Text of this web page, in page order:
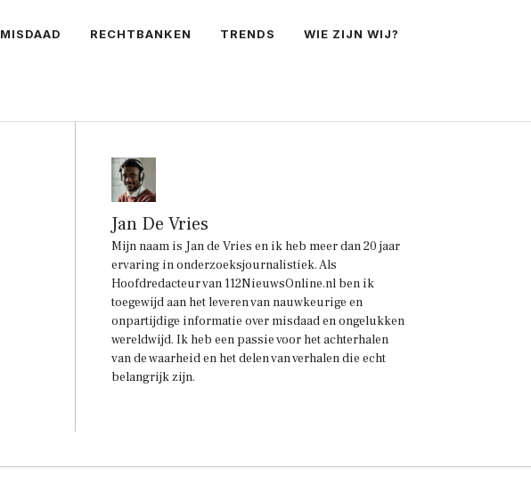
MISDAAD RECHTBANKEN TRENDS WIE ZIJN WIJ?
Jan De Vries
Mijn naam is Jan de Vries en ik heb meer dan 20 jaar
ervaring in onderzoeksjournalistiek. Als
Hoofdredacteur van 112NieuwsOnline.nl ben ik
toegewijd aan het leveren van nauwkeurige en
onpartijdige informatie over misdaad en ongelukken
wereldwijd. Ik heb een passie voor het achterhalen
van de waarheid en het delen van verhalen die echt
belangrijk zijn.